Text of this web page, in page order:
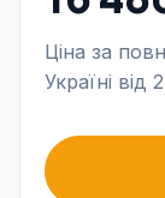
Ціна за
Україні від